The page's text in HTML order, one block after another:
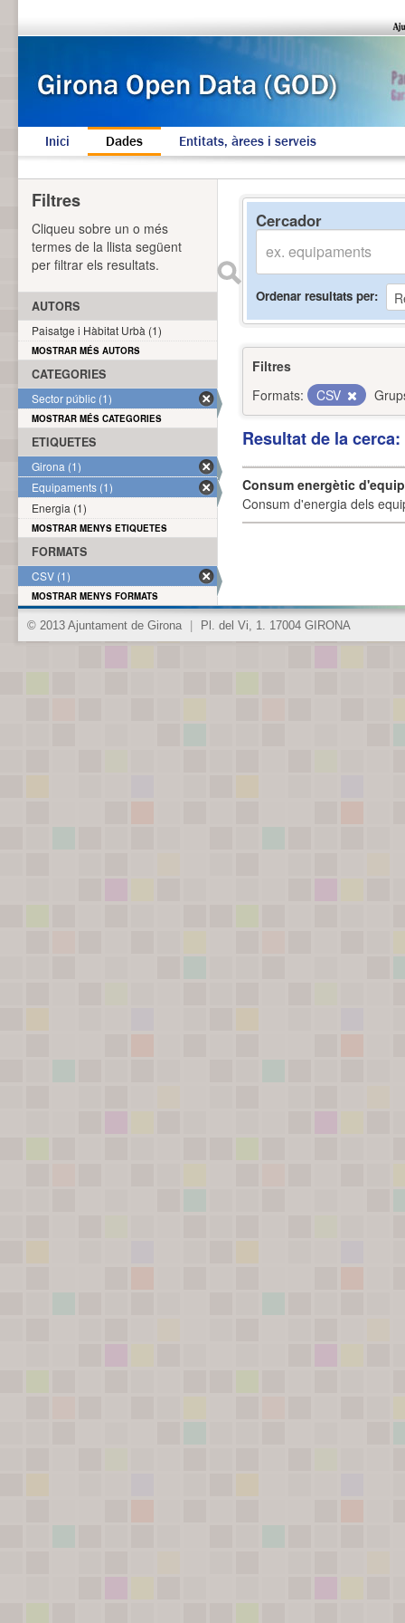
Inici Dades Entitats, àrees i serveis
Cercador
Ordenar resultats per
Filtres
Formats:
CSV
Resultat de la
Consum energètic
Consum d'energia dels
Filtres
Cliqueu sobre un o més
termes de la llista següent
per filtrar els resultats.
AUTORS
Paisatge i Hàbitat Urbà (1)
MOSTRAR MÉS AUTORS
CATEGORIES
Sector públic (1)
MOSTRAR MÉS CATEGORIES
ETIQUETES
Girona (1)
Equipaments (1)
Energia (1)
MOSTRAR MENYS ETIQUETES
FORMATS
CSV (1)
MOSTRAR MENYS FORMATS
© 2013 Ajuntament de Girona Pl. del Vi, 1. 17004 GIRONA